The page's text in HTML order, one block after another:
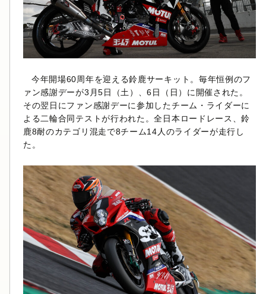
今年開場60周年を迎える鈴鹿サーキット。毎年恒例のフ
ァン感謝デーが3月5日（土）、6日（日）に開催された。
その翌日にファン感謝デーに参加したチーム・ライダーに
よる二輪合同テストが行われた。全日本ロードレース、鈴
鹿8耐のカテゴリ混走で8チーム14人のライダーが走行し
た。